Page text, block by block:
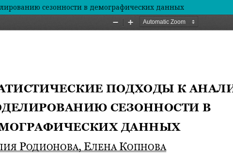
сезонности в демографических данных